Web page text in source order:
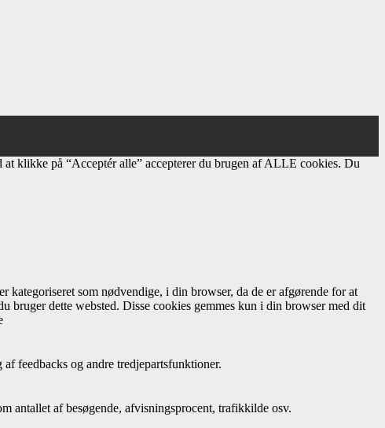
klikke på “Acceptér alle” accepterer du brugen af ​​ALLE cookies. Du
kategoriseret som nødvendige, i din browser, da de er afgørende for at
bruger dette websted. Disse cookies gemmes kun i din browser med dit
feedbacks og andre tredjepartsfunktioner.
antallet af besøgende, afvisningsprocent, trafikkilde osv.